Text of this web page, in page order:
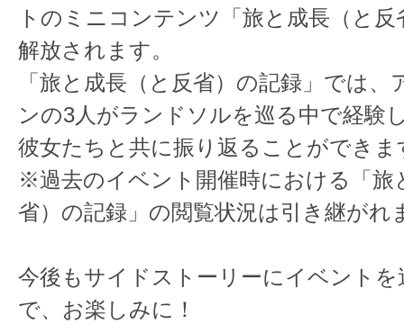
トのミニコンテンツ「旅と成長（と
解放されます。
「旅と成長（と反省）の記録」では
ンの3人がランドソルを巡る中で経験
彼女たちと共に振り返ることができま
※過去のイベント開催時における「旅
省）の記録」の閲覧状況は引き継がれ
今後もサイドストーリーにイベント
で、お楽しみに！